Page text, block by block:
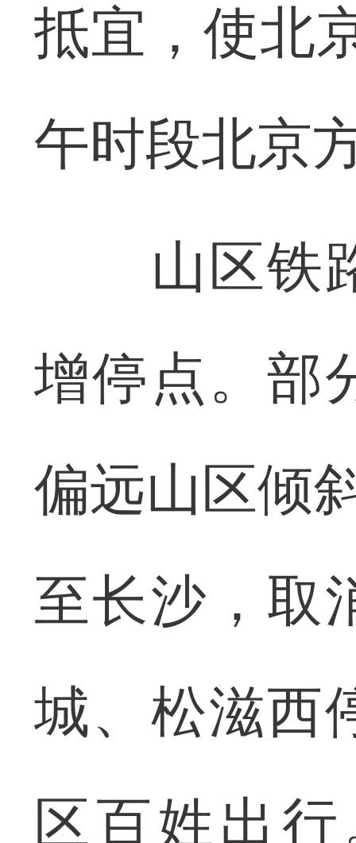
抵宜，使北
午时段北京
山区铁路
增停点。部
偏远山区倾
至长沙，取
城、松滋西
区百姓出